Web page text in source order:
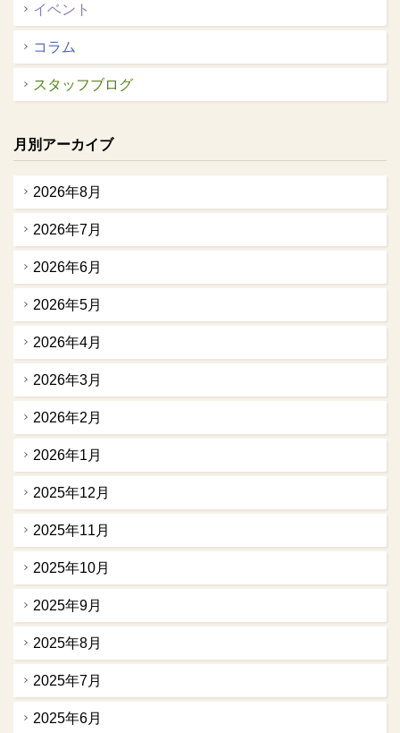
イベント
コラム
スタッフブログ
月別アーカイブ
2026年8月
2026年7月
2026年6月
2026年5月
2026年4月
2026年3月
2026年2月
2026年1月
2025年12月
2025年11月
2025年10月
2025年9月
2025年8月
2025年7月
2025年6月